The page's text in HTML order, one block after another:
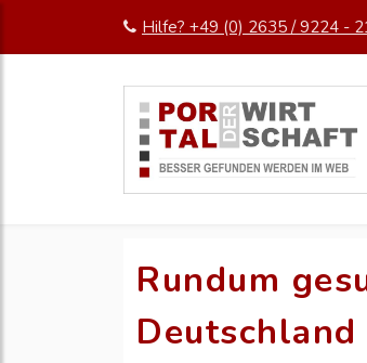
Hilfe? +49 (0) 2635 / 9224 -
Rundum